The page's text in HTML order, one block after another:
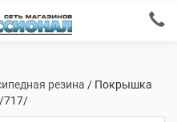
резина / Покрышка
717/